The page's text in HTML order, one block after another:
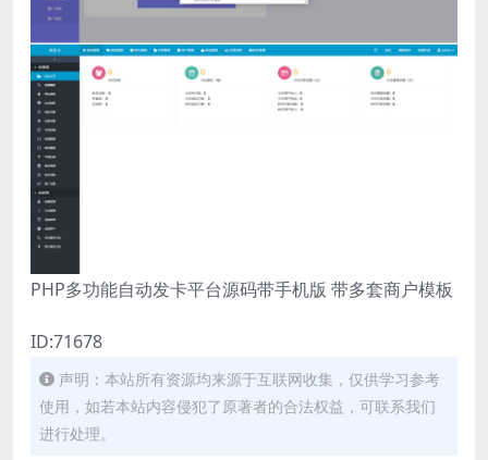
PHP多功能自动发卡平台源码带手机版 带多套商户模板
ID:71678
声明：本站所有资源均来源于互联网收集，仅供学习参考
使用，如若本站内容侵犯了原著者的合法权益，可联系我们
进行处理。